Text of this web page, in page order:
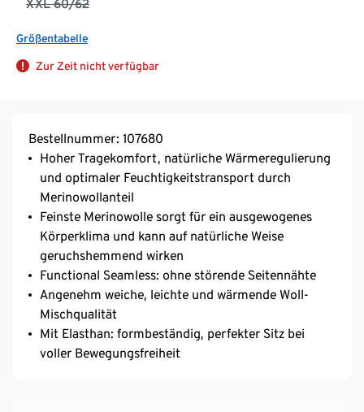
XXL 60/62
Größentabelle
Zur Zeit nicht verfügbar
Bestellnummer: 107680
Hoher Tragekomfort, natürliche Wärmeregulierung
und optimaler Feuchtigkeitstransport durch
Merinowollanteil
Feinste Merinowolle sorgt für ein ausgewogenes
Körperklima und kann auf natürliche Weise
geruchshemmend wirken
Functional Seamless: ohne störende Seitennähte
Angenehm weiche, leichte und wärmende Woll-
Mischqualität
Mit Elasthan: formbeständig, perfekter Sitz bei
voller Bewegungsfreiheit